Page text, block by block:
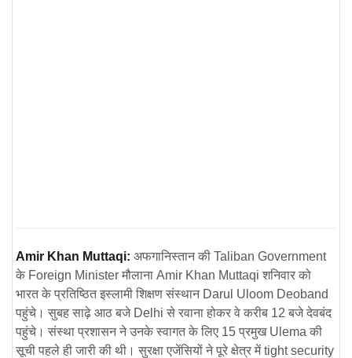
Amir Khan Muttaqi: अफगानिस्तान की Taliban Government
के Foreign Minister मौलाना Amir Khan Muttaqi शनिवार को
भारत के प्रतिष्ठित इस्लामी शिक्षण संस्थान Darul Uloom Deoband
पहुंचे। सुबह साढ़े आठ बजे Delhi से रवाना होकर वे करीब 12 बजे देवबंद
पहुंचे। संस्था प्रशासन ने उनके स्वागत के लिए 15 प्रमुख Ulema की
सूची पहले ही जारी की थी। सुरक्षा एजेंसियों ने पूरे क्षेत्र मेंtight security